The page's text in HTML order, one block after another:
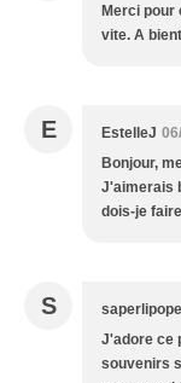
Merci pour
vite. A
E EstelleJ
Bonjour,
J'aimerais
dois-je
S
J'adore ce
souvenirs